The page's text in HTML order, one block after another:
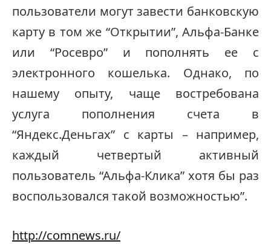
пользователи могут завести банковскую
карту в том же “Открытии”, Альфа-Банке
или “Росевро” и пополнять ее с
электронного кошелька. Однако, по
нашему опыту, чаще востребована
услуга пополнения счета в
“Яндекс.Деньгах” с карты – например,
каждый четвертый активный
пользователь “Альфа-Клика” хотя бы раз
воспользовался такой возможностью”.
http://comnews.ru/